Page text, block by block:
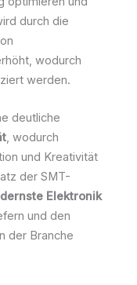
durch die
wodurch
werden.
deutliche
, wodurch
und Kreativität
der SMT-
Elektronik
und den
der Branche